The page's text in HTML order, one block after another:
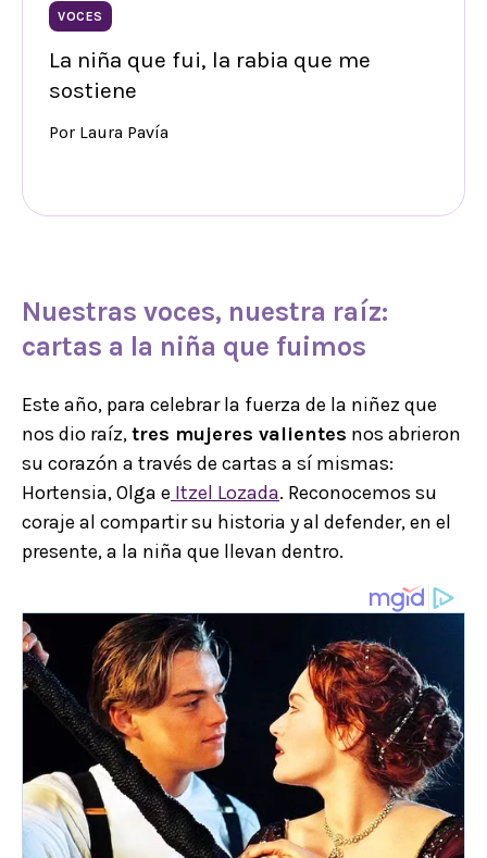
VOCES
La niña que fui, la rabia que me
sostiene
Por Laura Pavía
Nuestras voces, nuestra raíz:
cartas a la niña que fuimos
Este año, para celebrar la fuerza de la niñez que
nos dio raíz,tres mujeres valientes nos abrieron
su corazón a través de cartas a sí mismas:
Hortensia, Olga e Itzel Lozada. Reconocemos su
coraje al compartir su historia y al defender, en el
presente, a la niña que llevan dentro.